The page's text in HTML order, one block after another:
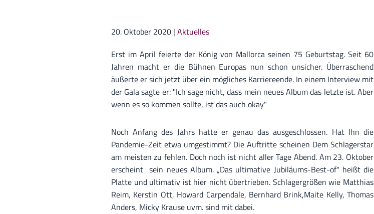
20. Oktober 2020 | Aktuelles
Erst im April feierte der König von Mallorca seinen 75 Geburtstag. Seit 60
Jahren macht er die Bühnen Europas nun schon unsicher. Überraschend
äußerte er sich jetzt über ein mögliches Karriereende. In einem Interview mit
der Gala sagte er: "Ich sage nicht, dass mein neues Album das letzte ist. Aber
wenn es so kommen sollte, ist das auch okay"
Noch Anfang des Jahrs hatte er genau das ausgeschlossen. Hat Ihn die
Pandemie-Zeit etwa umgestimmt? Die Auftritte scheinen Dem Schlagerstar
am meisten zu fehlen. Doch noch ist nicht aller Tage Abend. Am 23. Oktober
erscheint sein neues Album. „Das ultimative Jubiläums-Best-of" heißt die
Platte und ultimativ ist hier nicht übertrieben. Schlagergrößen wie Matthias
Reim, Kerstin Ott, Howard Carpendale, Bernhard Brink,Maite Kelly, Thomas
Anders, Micky Krause uvm. sind mit dabei.